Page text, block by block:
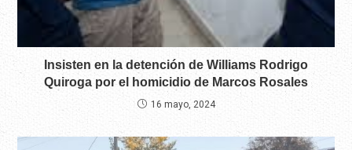
Insisten en la detención de Williams Rodrigo
Quiroga por el homicidio de Marcos Rosales
16 mayo, 2024